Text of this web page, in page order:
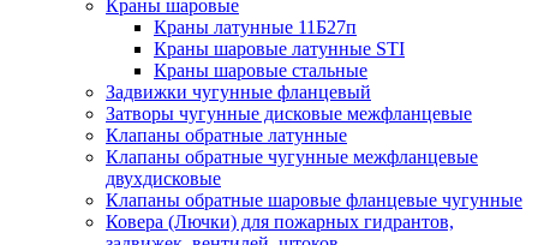
Краны шаровые
Краны латунные 11Б27п
Краны шаровые латунные STI
Краны шаровые стальные
Задвижки чугунные фланцевый
Затворы чугунные дисковые межфланцевые
Клапаны обратные латунные
Клапаны обратные чугунные межфланцевые
двухдисковые
Клапаны обратные шаровые фланцевые чугунные
Ковера (Лючки) для пожарных гидрантов,